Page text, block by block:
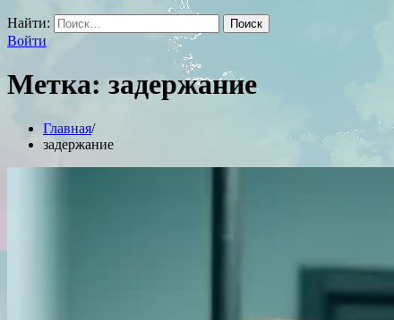
Найти:
Войти
Метка: задержание
Главная
задержание